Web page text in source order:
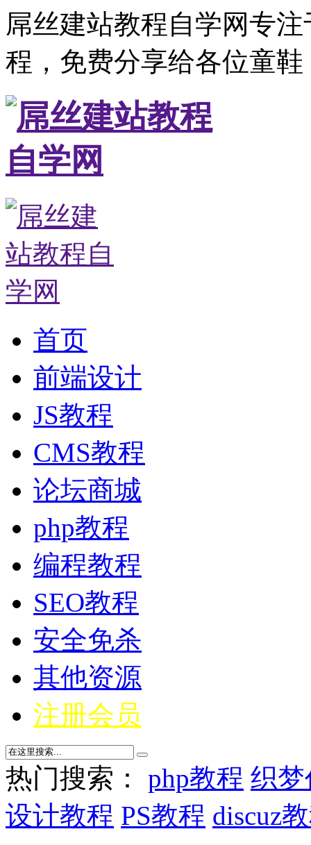
屌丝建站教程自学网专
程，免费分享给各位童
首页
前端设计
JS教程
CMS教程
论坛商城
php教程
编程教程
SEO教程
安全免杀
其他资源
注册会员
热门搜索： php教程 织
设计教程 PS教程 discuz